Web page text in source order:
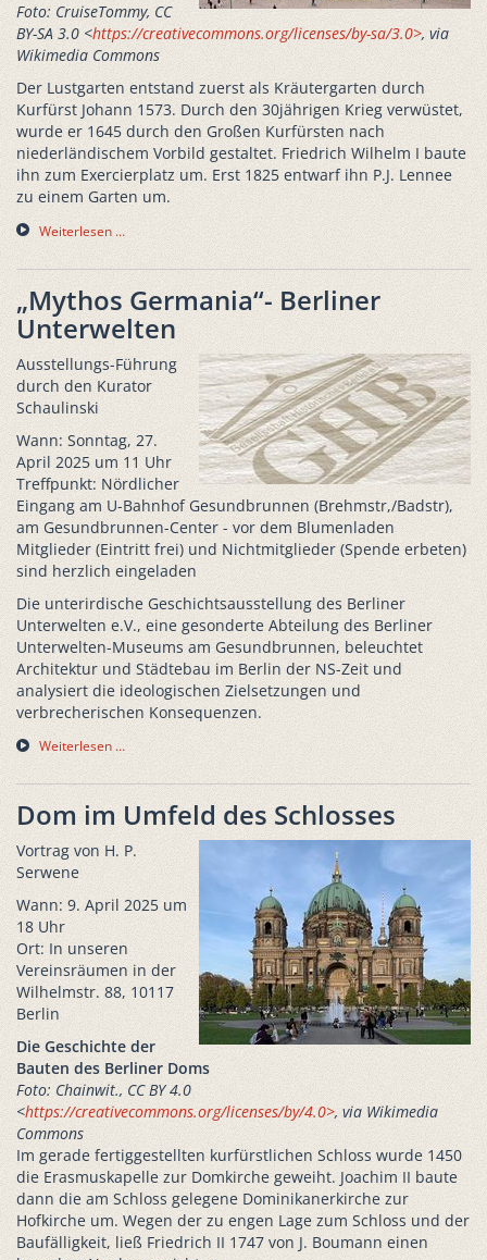
Foto: CruiseTommy, CC
BY-SA 3.0 <https://creativecommons.org/licenses/by-sa/3.0>, via
Wikimedia Commons
Der Lustgarten entstand zuerst als Kräutergarten durch
Kurfürst Johann 1573. Durch den 30jährigen Krieg verwüstet,
wurde er 1645 durch den Großen Kurfürsten nach
niederländischem Vorbild gestaltet. Friedrich Wilhelm I baute
ihn zum Exercierplatz um. Erst 1825 entwarf ihn P.J. Lennee
zu einem Garten um.
Weiterlesen …
„Mythos Germania“- Berliner
Unterwelten
Ausstellungs-Führung
durch den Kurator
Schaulinski
Wann: Sonntag, 27.
April 2025 um 11 Uhr
Treffpunkt: Nördlicher
Eingang am U-Bahnhof Gesundbrunnen (Brehmstr,/Badstr),
am Gesundbrunnen-Center - vor dem Blumenladen
Mitglieder (Eintritt frei) und Nichtmitglieder (Spende erbeten)
sind herzlich eingeladen
Die unterirdische Geschichtsausstellung des Berliner
Unterwelten e.V., eine gesonderte Abteilung des Berliner
Unterwelten-Museums am Gesundbrunnen, beleuchtet
Architektur und Städtebau im Berlin der NS-Zeit und
analysiert die ideologischen Zielsetzungen und
verbrecherischen Konsequenzen.
Weiterlesen …
Dom im Umfeld des Schlosses
Vortrag von H. P.
Serwene
Wann: 9. April 2025 um
18 Uhr
Ort: In unseren
Vereinsräumen in der
Wilhelmstr. 88, 10117
Berlin
Die Geschichte der
Bauten des Berliner Doms
Foto: Chainwit., CC BY 4.0
<https://creativecommons.org/licenses/by/4.0>, via Wikimedia
Commons
Im gerade fertiggestellten kurfürstlichen Schloss wurde 1450
die Erasmuskapelle zur Domkirche geweiht. Joachim II baute
dann die am Schloss gelegene Dominikanerkirche zur
Hofkirche um. Wegen der zu engen Lage zum Schloss und der
Baufälligkeit, ließ Friedrich II 1747 von J. Boumann einen